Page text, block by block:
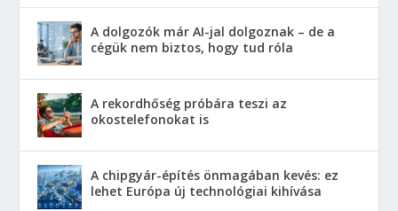
A dolgozók már AI-jal dolgoznak – de a
cégük nem biztos, hogy tud róla
A rekordhőség próbára teszi az
okostelefonokat is
A chipgyár-építés önmagában kevés: ez
lehet Európa új technológiai kihívása